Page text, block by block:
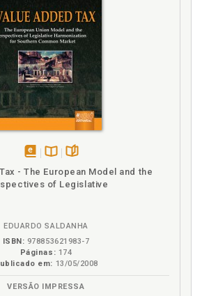
disponível
em
na
- The European Model and the
of Legislative
EDUARDO SALDANHA
ISBN: 978853621983-7
Páginas: 174
em: 13/05/2008
VERSÃO IMPRESSA